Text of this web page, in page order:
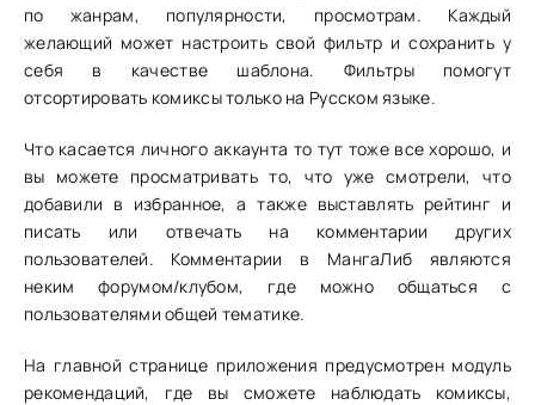
по жанрам, популярности, просмотрам. Каждый
желающий может настроить свой фильтр и сохранить у
себя в качестве шаблона. Фильтры помогут
отсортировать комиксы только на Русском языке.
Что касается личного аккаунта то тут тоже все хорошо, и
вы можете просматривать то, что уже смотрели, что
добавили в избранное, а также выставлять рейтинг и
писать или отвечать на комментарии других
пользователей. Комментарии в МангаЛиб являются
неким форумом/клубом, где можно общаться с
пользователями общей тематике.
На главной странице приложения предусмотрен модуль
рекомендаций, где вы сможете наблюдать комиксы,